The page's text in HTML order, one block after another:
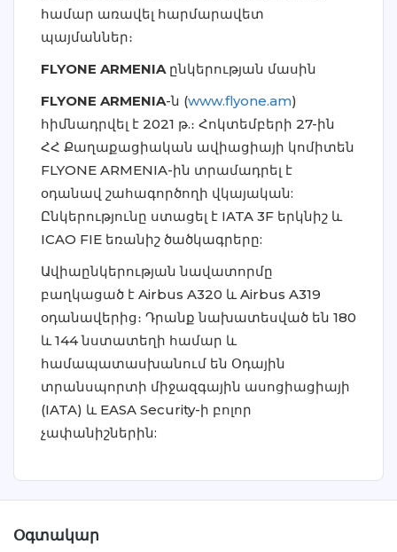
համար առավել հարմարավետ
պայմաններ։
FLYONE ARMENIAընկերության մասին
FLYONE ARMENIA-ն (www.flyone.am)
հիմնադրվել է 2021 թ.։ Հոկտեմբերի 27-ին
ՀՀ Քաղաքացիական ավիացիայի կոմիտեն
FLYONE ARMENIA-ին տրամադրել է
օդանավ շահագործողի վկայական:
Ընկերությունը ստացել է IATA 3F երկնիշ և
ICAO FIE եռանիշ ծածկագրերը:
Ավիաընկերության նավատորմը
բաղկացած է Airbus A320 և Airbus A319
օդանավերից։ Դրանք նախատեսված են 180
և 144 նստատեղի համար և
համապատասխանում են Օդային
տրանսպորտի միջազգային ասոցիացիայի
(IATA) և EASA Security-ի բոլոր
չափանիշներին:
Օգտակար